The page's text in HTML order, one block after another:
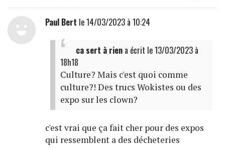
Paul Bert le 14/03/2023 à 10:24
ca sert à riena écrit le 13/03/2023 à
18h18
Culture? Mais c'est quoi comme
culture?! Des trucs Wokistes ou des
expo sur les clown?
c'est vrai que ça fait cher pour des expos
qui ressemblent a des décheteries